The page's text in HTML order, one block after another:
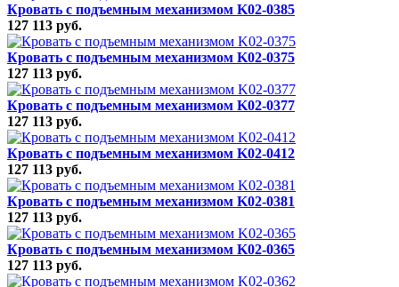
Кровать с подъемным механизмом K02-0385
127 113 руб.
Кровать с подъемным механизмом K02-0375
127 113 руб.
Кровать с подъемным механизмом K02-0377
127 113 руб.
Кровать с подъемным механизмом K02-0412
127 113 руб.
Кровать с подъемным механизмом K02-0381
127 113 руб.
Кровать с подъемным механизмом K02-0365
127 113 руб.